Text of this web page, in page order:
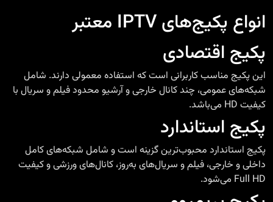
انواع پکیج‌های IPTV معتبر
پکیج اقتصادی
این پکیج مناسب کاربرانی است که استفاده معمولی دارند. شامل
شبکه‌های عمومی، چند کانال خارجی و آرشیو محدود فیلم و سریال با
کیفیت HD می‌باشد.
پکیج استاندارد
پکیج استاندارد محبوب‌ترین گزینه است و شامل شبکه‌های کامل
داخلی و خارجی، فیلم و سریال‌های به‌روز، کانال‌های ورزشی و کیفیت
Full HD می‌شود.